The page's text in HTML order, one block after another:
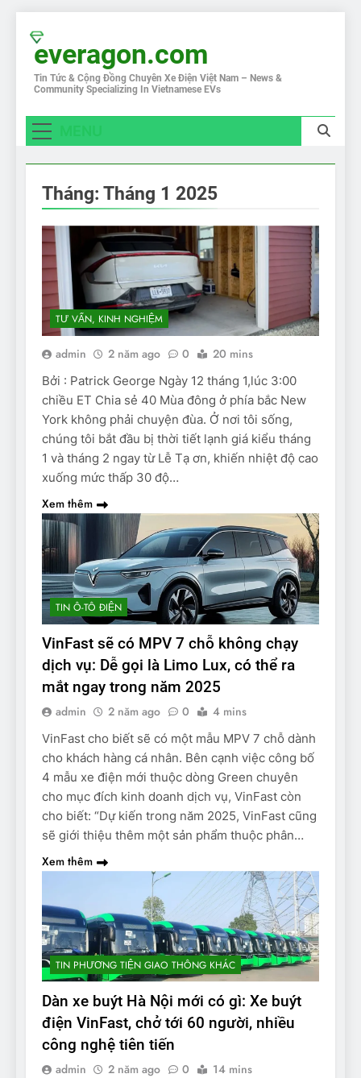
content
everagon.com
Tin Tức & Cộng Đồng Chuyên Xe Điện Việt Nam – News &
Community Specializing In Vietnamese EVs
Tháng: Tháng 1 2025
TƯ VẤN, KINH NGHIỆM
admin 2 năm ago 0 20 mins
Bởi : Patrick George Ngày 12 tháng 1,lúc 3:00
chiều ET Chia sẻ 40 Mùa đông ở phía bắc New
York không phải chuyện đùa. Ở nơi tôi sống,
chúng tôi bắt đầu bị thời tiết lạnh giá kiểu tháng
1 và tháng 2 ngay từ Lễ Tạ ơn, khiến nhiệt độ cao
xuống mức thấp 30 độ…
Xem thêm
TIN Ô-TÔ ĐIỆN
VinFast sẽ có MPV 7 chỗ không chạy
dịch vụ: Dễ gọi là Limo Lux, có thể ra
mắt ngay trong năm 2025
admin 2 năm ago 0 4 mins
VinFast cho biết sẽ có một mẫu MPV 7 chỗ dành
cho khách hàng cá nhân. Bên cạnh việc công bố
4 mẫu xe điện mới thuộc dòng Green chuyên
cho mục đích kinh doanh dịch vụ, VinFast còn
cho biết: “Dự kiến trong năm 2025, VinFast cũng
sẽ giới thiệu thêm một sản phẩm thuộc phân…
Xem thêm
TIN PHƯƠNG TIỆN GIAO THÔNG KHÁC
Dàn xe buýt Hà Nội mới có gì: Xe buýt
điện VinFast, chở tới 60 người, nhiều
công nghệ tiên tiến
admin 2 năm ago 0 14 mins